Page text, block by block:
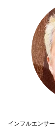
インフルエンサ